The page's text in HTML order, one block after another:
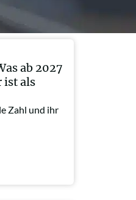
ab 2027
ist als
Zahl und ihr